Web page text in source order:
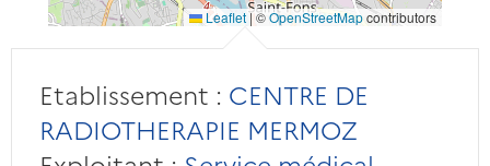
Leaflet|©OpenStreetMapcontributors
Etablissement : CENTRE DE
RADIOTHERAPIE MERMOZ